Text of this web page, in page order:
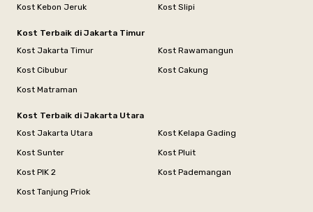
Kost Kebon Jeruk
Kost Slipi
Kost Terbaik di Jakarta Timur
Kost Jakarta Timur
Kost Rawamangun
Kost Cibubur
Kost Cakung
Kost Matraman
Kost Terbaik di Jakarta Utara
Kost Jakarta Utara
Kost Kelapa Gading
Kost Sunter
Kost Pluit
Kost PIK 2
Kost Pademangan
Kost Tanjung Priok